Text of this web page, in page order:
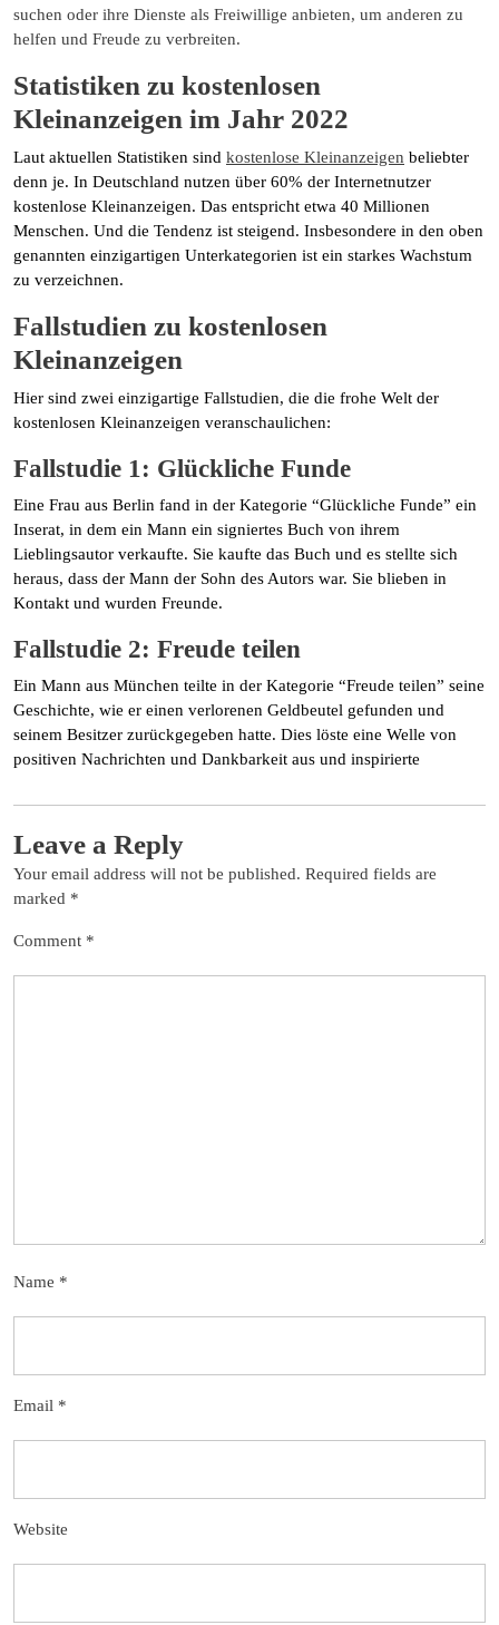
suchen oder ihre Dienste als Freiwillige anbieten, um anderen zu
helfen und Freude zu verbreiten.
Statistiken zu kostenlosen
Kleinanzeigen im Jahr 2022
Laut aktuellen Statistiken sind kostenlose Kleinanzeigen beliebter
denn je. In Deutschland nutzen über 60% der Internetnutzer
kostenlose Kleinanzeigen. Das entspricht etwa 40 Millionen
Menschen. Und die Tendenz ist steigend. Insbesondere in den oben
genannten einzigartigen Unterkategorien ist ein starkes Wachstum
zu verzeichnen.
Fallstudien zu kostenlosen
Kleinanzeigen
Hier sind zwei einzigartige Fallstudien, die die frohe Welt der
kostenlosen Kleinanzeigen veranschaulichen:
Fallstudie 1: Glückliche Funde
Eine Frau aus Berlin fand in der Kategorie “Glückliche Funde” ein
Inserat, in dem ein Mann ein signiertes Buch von ihrem
Lieblingsautor verkaufte. Sie kaufte das Buch und es stellte sich
heraus, dass der Mann der Sohn des Autors war. Sie blieben in
Kontakt und wurden Freunde.
Fallstudie 2: Freude teilen
Ein Mann aus München teilte in der Kategorie “Freude teilen” seine
Geschichte, wie er einen verlorenen Geldbeutel gefunden und
seinem Besitzer zurückgegeben hatte. Dies löste eine Welle von
positiven Nachrichten und Dankbarkeit aus und inspirierte
Leave a Reply
Your email address will not be published. Required fields are
marked *
Comment *
Name *
Email *
Website